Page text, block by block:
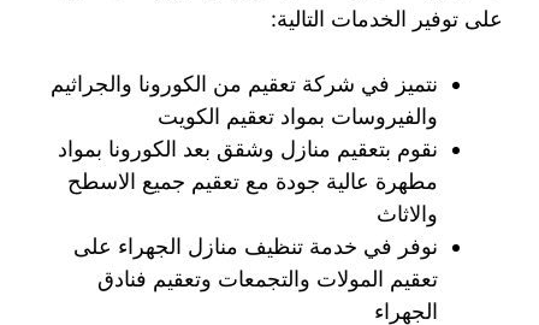
على توفير الخدمات التالية:
نتميز في شركة تعقيم من الكورونا والجراثيم
والفيروسات بمواد تعقيم الكويت
نقوم بتعقيم منازل وشقق بعد الكورونا بمواد
مطهرة عالية جودة مع تعقيم جميع الاسطح
والاثاث
نوفر في خدمة تنظيف منازل الجهراء على
تعقيم المولات والتجمعات وتعقيم فنادق
الجهراء